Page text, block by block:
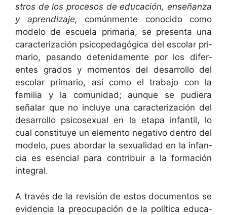
stros de los pro­ce­sos de edu­cación, enseñan­za
y apren­diza­je, común­mente cono­ci­do como
mod­e­lo de escuela pri­maria, se pre­sen­ta una
car­ac­ter­i­zación psi­cope­dagóg­i­ca del esco­lar pri­
mario, pasan­do detenida­mente por los difer­
entes gra­dos y momen­tos del desar­rol­lo del
esco­lar pri­mario, así como el tra­ba­jo con la
famil­ia y la comu­nidad; aunque se pudiera
señalar que no incluye una car­ac­ter­i­zación del
desar­rol­lo psi­co­sex­u­al en la eta­pa infan­til, lo
cual con­sti­tuye un ele­men­to neg­a­ti­vo den­tro del
mod­e­lo, pues abor­dar la sex­u­al­i­dad en la infan­
cia es esen­cial para con­tribuir a la for­ma­ción
integral.
A través de la revisión de estos doc­u­men­tos se
evi­den­cia la pre­ocu­pación de la políti­ca edu­ca­